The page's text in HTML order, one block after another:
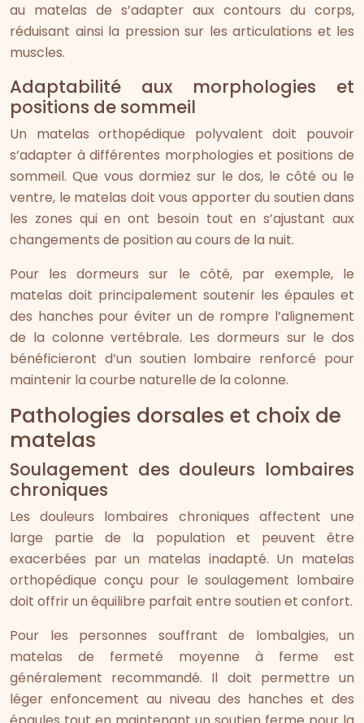
au matelas de s’adapter aux contours du corps,
réduisant ainsi la pression sur les articulations et les
muscles.
Adaptabilité aux morphologies et
positions de sommeil
Un matelas orthopédique polyvalent doit pouvoir
s’adapter à différentes morphologies et positions de
sommeil. Que vous dormiez sur le dos, le côté ou le
ventre, le matelas doit vous apporter du soutien dans
les zones qui en ont besoin tout en s’ajustant aux
changements de position au cours de la nuit.
Pour les dormeurs sur le côté, par exemple, le
matelas doit principalement soutenir les épaules et
des hanches pour éviter un de rompre l’alignement
de la colonne vertébrale. Les dormeurs sur le dos
bénéficieront d’un soutien lombaire renforcé pour
maintenir la courbe naturelle de la colonne.
Pathologies dorsales et choix de
matelas
Soulagement des douleurs lombaires
chroniques
Les douleurs lombaires chroniques affectent une
large partie de la population et peuvent être
exacerbées par un matelas inadapté. Un matelas
orthopédique conçu pour le soulagement lombaire
doit offrir un équilibre parfait entre soutien et confort.
Pour les personnes souffrant de lombalgies, un
matelas de fermeté moyenne à ferme est
généralement recommandé. Il doit permettre un
léger enfoncement au niveau des hanches et des